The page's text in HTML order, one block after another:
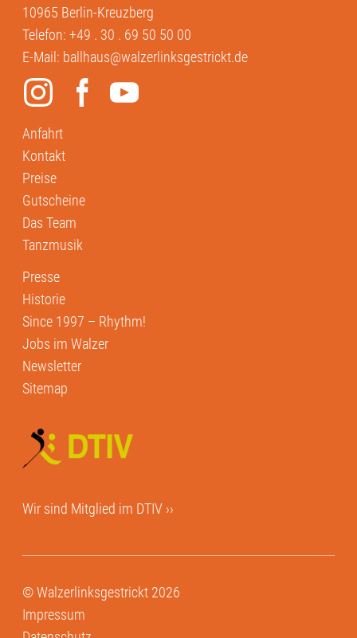
10965 Berlin-Kreuzberg
Telefon:+49 . 30 . 69 50 50 00
E-Mail: ballhaus@walzerlinksgestrickt.de
Anfahrt
Kontakt
Preise
Gutscheine
Das Team
Tanzmusik
Presse
Historie
Since 1997 – Rhythm!
Jobs im Walzer
Newsletter
Sitemap
Wir sind Mitglied im DTIV ››
© Walzerlinksgestrickt 2026
Impressum